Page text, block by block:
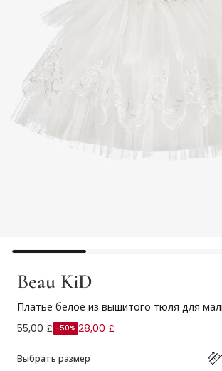
Beau KiD
Платье белое из вышитого тюля для
55,00 £ -50% 28,00 £
Выбрать размер